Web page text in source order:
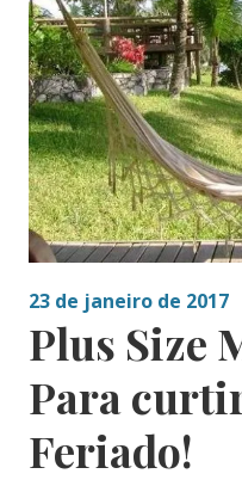
23 de janeiro de 2017
Plus Size
Para
Feriado!